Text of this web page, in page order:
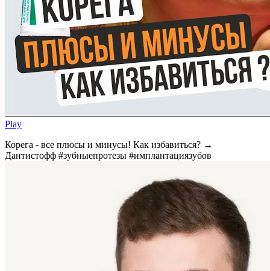
Play
Корега - все плюсы и минусы! Как избавиться? →
Дантистофф #зубныепротезы #имплантациязубов